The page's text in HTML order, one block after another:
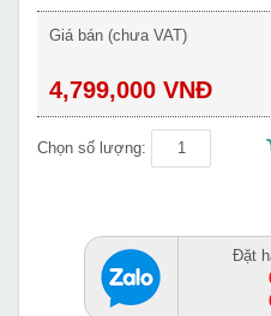
Giá bán (chưa VAT)
4,799,000 VNĐ
Chọn số lượng:
Đặt